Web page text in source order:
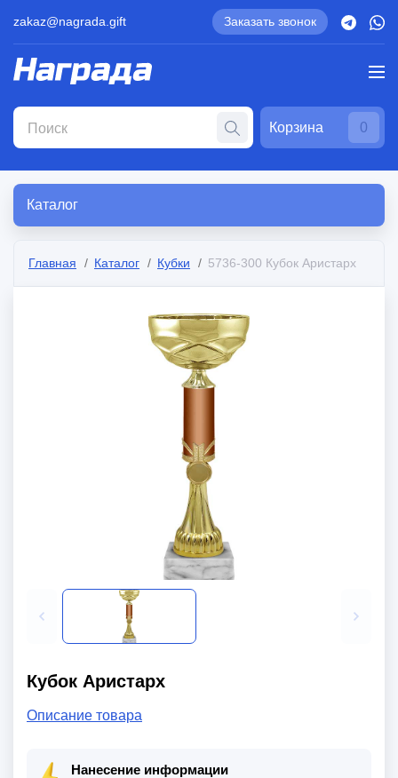
zakaz@nagrada.gift Заказать звонок
Корзина 0
Каталог
Главная Каталог Кубки 5736-300 Кубок Аристарх
Кубок Аристарх
Описание товара
Нанесение информации